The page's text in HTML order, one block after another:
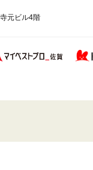
元ビル4階